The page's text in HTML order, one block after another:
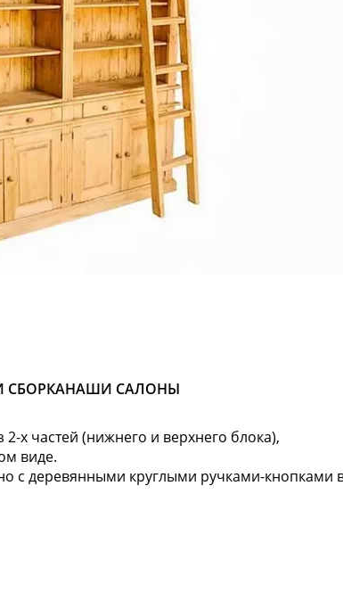
СБОРКАНАШИ САЛОНЫ
х частей (нижнего и верхнего блока),
виде.
с деревянными круглыми ручками-кнопками